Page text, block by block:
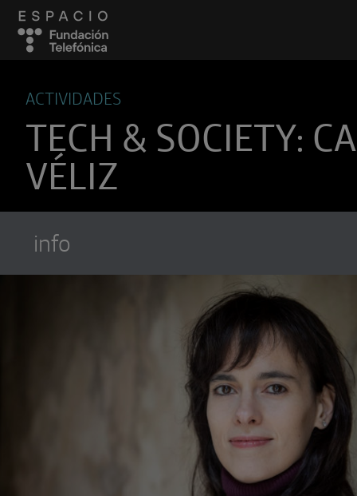
ACTIVIDADES
TECH & SOCIETY:
VÉLIZ
info
Suscríbete aEncuentros Fundación
Utiliza cualquiera de tus clietes
recibir los nuevos episodios al